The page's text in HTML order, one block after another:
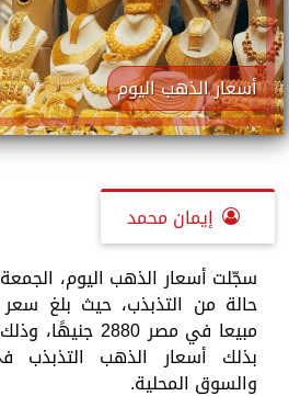
أسعار الذهب اليوم
إيمان محمد
مبيعا في مصر
بذلك أسعار الذهب التذبذب
والسوق المحلية.